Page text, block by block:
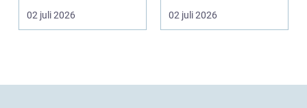
intresset ökar för va...
02 juli 2026
och du kan ofta få e...
02 juli 2026